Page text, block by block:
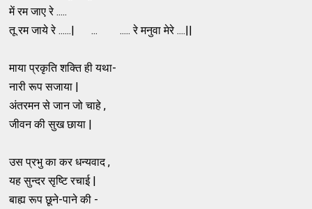
में रम जाए रे .....
तू रम जाये रे ......| ... ..... रे मनुवा मेरे ....||
माया प्रकृति शक्ति ही यथा-
नारी रूप सजाया |
अंतरमन से जान जो चाहे ,
जीवन की सुख छाया |
उस प्रभु का कर धन्यवाद ,
यह सुन्दर सृष्टि रचाई |
बाह्य रूप छूने-पाने की -